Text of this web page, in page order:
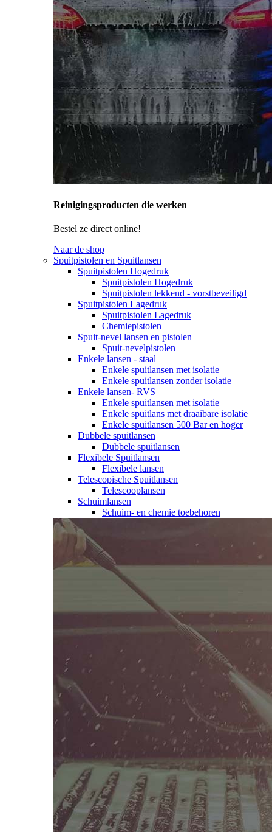
Reinigingsproducten die werken
Bestel ze direct online!
Naar de shop
Spuitpistolen en Spuitlansen
Spuitpistolen Hogedruk
Spuitpistolen Hogedruk
Spuitpistolen lekkend - vorstbeveiligd
Spuitpistolen Lagedruk
Spuitpistolen Lagedruk
Chemiepistolen
Spuit-nevel lansen en pistolen
Spuit-nevelpistolen
Enkele lansen - staal
Enkele spuitlansen met isolatie
Enkele spuitlansen zonder isolatie
Enkele lansen- RVS
Enkele spuitlansen met isolatie
Enkele spuitlans met draaibare isolatie
Enkele spuitlansen 500 Bar en hoger
Dubbele spuitlansen
Dubbele spuitlansen
Flexibele Spuitlansen
Flexibele lansen
Telescopische Spuitlansen
Telescooplansen
Schuimlansen
Schuim- en chemie toebehoren